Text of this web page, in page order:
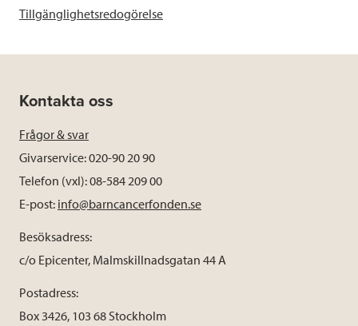
Tillgänglighetsredogörelse
Kontakta oss
Frågor & svar
Givarservice: 020-90 20 90
Telefon (vxl): 08-584 209 00
E-post: info@barncancerfonden.se
Besöksadress:
c/o Epicenter, Malmskillnadsgatan 44 A
Postadress:
Box 3426, 103 68 Stockholm